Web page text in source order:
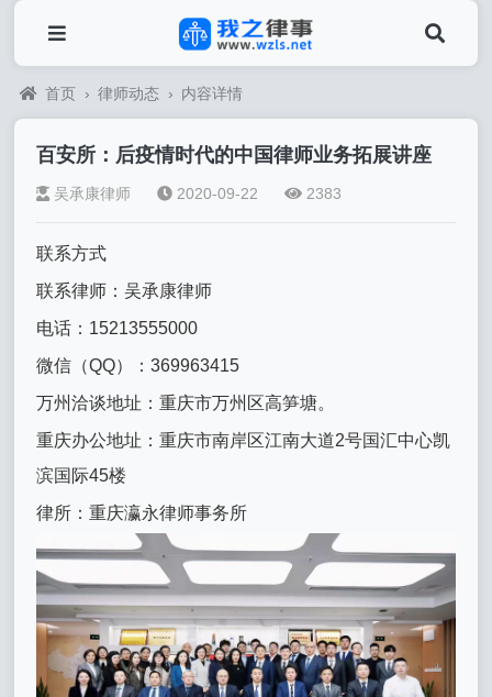
首页 › 律师动态 › 内容详情
百安所：后疫情时代的中国律师业务拓展讲座
吴承康律师 2020-09-22 2383
联系方式
联系律师：吴承康律师
电话：15213555000
微信（QQ）：369963415
万州洽谈地址：重庆市万州区高笋塘。
重庆办公地址：重庆市南岸区江南大道2号国汇中心凯
滨国际45楼
律所：重庆瀛永律师事务所